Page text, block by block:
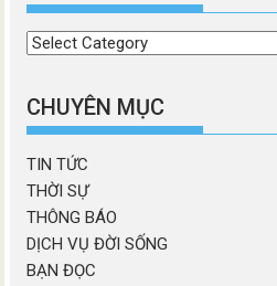
Chọn
mục
CHUYÊN MỤC
TIN TỨC
THỜI SỰ
THÔNG BÁO
DỊCH VỤ ĐỜI SỐNG
BẠN ĐỌC